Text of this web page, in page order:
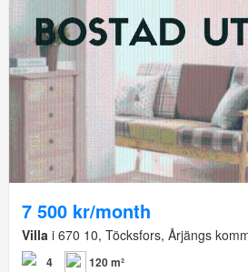
7 500 kr/month
Villa i 670 10, Töcksfors, Årjängs
4
120 m²